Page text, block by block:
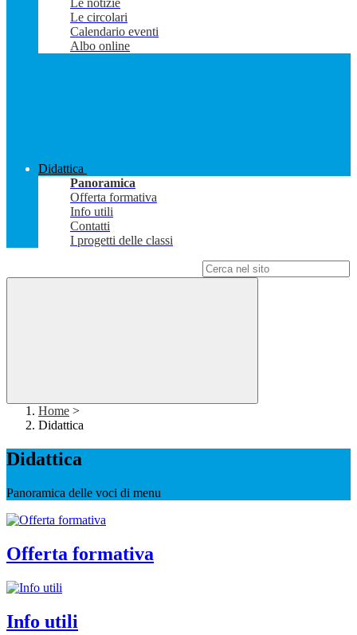
Le notizie
Le circolari
Calendario eventi
Albo online
Didattica
Panoramica
Offerta formativa
Info utili
Contatti
I progetti delle classi
Home >
Didattica
Didattica
Panoramica delle voci di menu
Offerta formativa
Info utili